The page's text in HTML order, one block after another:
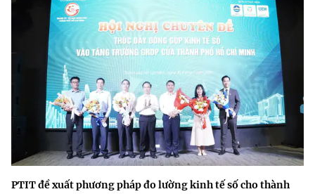
PTIT đề xuất phương pháp đo lường kinh tế số cho thành